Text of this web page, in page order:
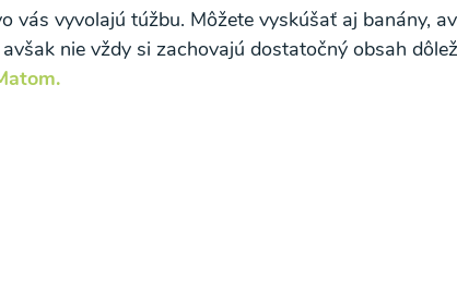
vás vyvolajú túžbu. Môžete vyskúšať aj banány,
nie vždy si zachovajú dostatočný obsah